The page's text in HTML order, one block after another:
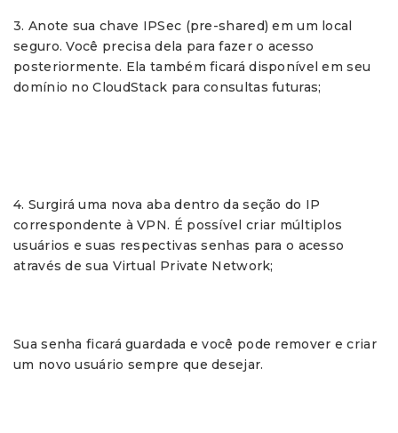
3. Anote sua chave IPSec (pre-shared) em um local
seguro. Você precisa dela para fazer o acesso
posteriormente. Ela também ficará disponível em seu
domínio no CloudStack para consultas futuras;
4. Surgirá uma nova aba dentro da seção do IP
correspondente à VPN. É possível criar múltiplos
usuários e suas respectivas senhas para o acesso
através de sua Virtual Private Network;
Sua senha ficará guardada e você pode remover e criar
um novo usuário sempre que desejar.